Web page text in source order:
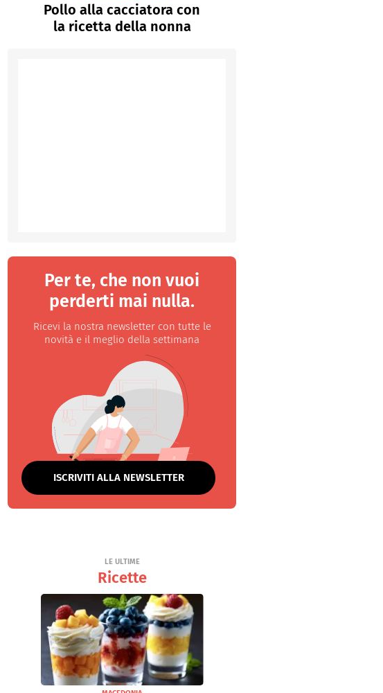
Pollo alla cacciatora con
la ricetta della nonna
Per te, che non vuoi
perderti mai nulla.
Ricevi la nostra newsletter con tutte le
novità e il meglio della settimana
ISCRIVITI ALLA NEWSLETTER
LE ULTIME
Ricette